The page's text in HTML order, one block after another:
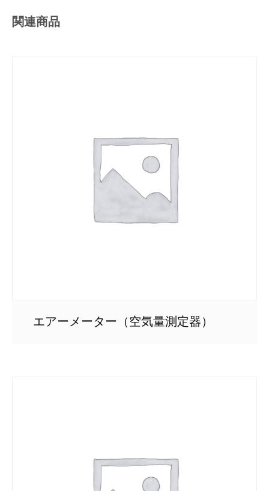
関連商品
エアーメーター（空気量測定器）